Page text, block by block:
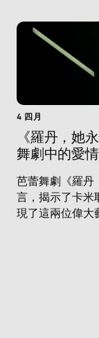
4 四月
《羅丹，她
舞劇中的愛
芭蕾舞劇《羅丹
言，揭示了卡米
現了這兩位偉大